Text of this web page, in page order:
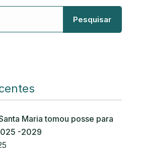
Pesquisar
Maria tomou posse para
-2029